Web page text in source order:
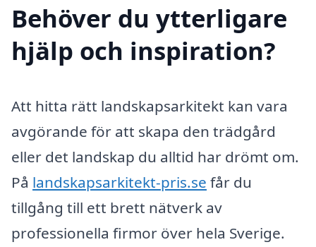
Behöver du ytterligare
hjälp och inspiration?
Att hitta rätt landskapsarkitekt kan vara
avgörande för att skapa den trädgård
eller det landskap du alltid har drömt om.
På landskapsarkitekt-pris.se får du
tillgång till ett brett nätverk av
professionella firmor över hela Sverige.